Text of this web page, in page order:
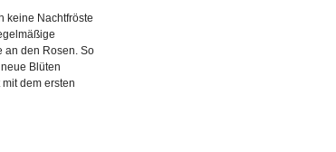
keine Nachtfröste
an den Rosen. So
Blüten
dem ersten